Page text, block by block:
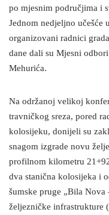
po mjesnim područjima i
Jednom nedjeljno učešće
organizovani radnici
dane dali su Mjesni
Mehurića.
Na održanoj velikoj
travničkog sreza, pored
kolosijeku, donijeli su
snagom izgrade novu
profilnom kilometru
dva stanična kolosijeka i
šumske pruge „Bila
željezničke infrastrukture